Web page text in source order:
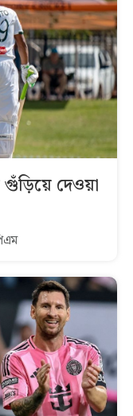
দেওয়া